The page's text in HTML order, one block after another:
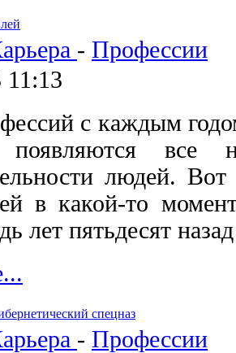
- Профессии
11:13
с каждым
все
людей.
в какой-то
лет пятьдесят
спецназ
- Профессии